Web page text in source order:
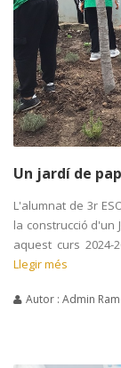
Un jardí de
L'alumnat de 3r
la construcció d'un
aquest curs 2024-
Llegir més
Autor : Admin